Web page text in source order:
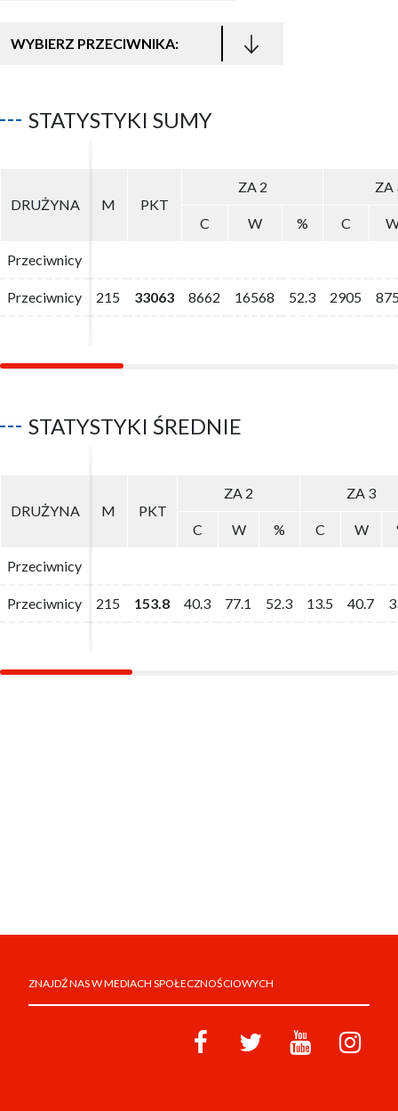
WYBIERZ PRZECIWNIKA:
STATYSTYKI SUMY
DRUŻYNA M PKT
ZA 2 ZA
C W % C
Przeciwnicy
Przeciwnicy 215 33063 8662 16568 52.3 2905
DRUŻYNA M PKT
ZA 2 ZA
C W % C
Przeciwnicy
Przeciwnicy 215 33063 8662 16568 52.3 2905
STATYSTYKI ŚREDNIE
DRUŻYNA M PKT
ZA 2 ZA 3
C W % C W
Przeciwnicy
Przeciwnicy 215 153.8 40.3 77.1 52.3 13.5 40.7
DRUŻYNA M PKT
ZA 2 ZA 3
C W % C W
Przeciwnicy
Przeciwnicy 215 153.8 40.3 77.1 52.3 13.5 40.7
ZNAJDŹ NAS W MEDIACH SPOŁECZNOŚCIOWYCH